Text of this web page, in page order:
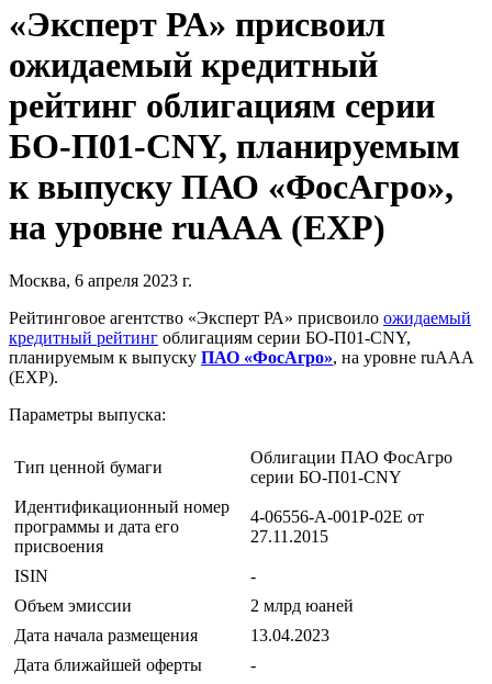
«Эксперт РА» присвоил
ожидаемый кредитный
рейтинг облигациям серии
БО-П01-CNY, планируемым
к выпуску ПАО «ФосАгро»,
на уровне ruAAА (EXP)
Москва, 6 апреля 2023 г.
Рейтинговое агентство «Эксперт РА» присвоило ожидаемый
кредитный рейтинг облигациям серии БО-П01-CNY,
планируемым к выпуску ПАО «ФосАгро», на уровне ruAAA
(EXP).
Параметры выпуска:
Тип ценной бумаги
Облигации ПАО ФосАгро
серии БО-П01-CNY
Идентификационный номер
программы и дата его
присвоения
4-06556-A-001P-02E от
27.11.2015
ISIN
-
Объем эмиссии
2 млрд юаней
Дата начала размещения
13.04.2023
Дата ближайшей оферты
-